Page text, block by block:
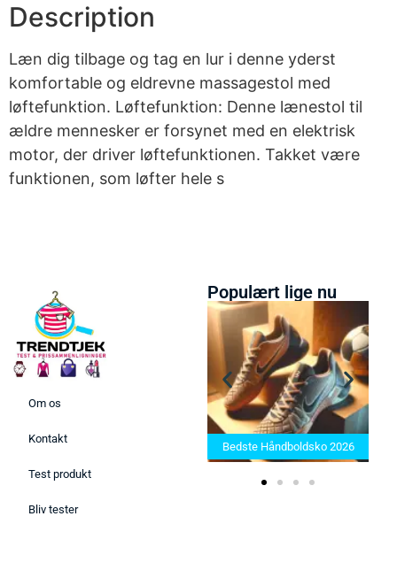
Description
Læn dig tilbage og tag en lur i denne yderst
komfortable og eldrevne massagestol med
løftefunktion. Løftefunktion: Denne lænestol til
ældre mennesker er forsynet med en elektrisk
motor, der driver løftefunktionen. Takket være
funktionen, som løfter hele s
Om os
Kontakt
Test produkt
Bliv tester
Populært lige nu
Bedste Saunatæppe 2025 –
Find de bedste produkter her!
Bedste Håndboldsko 2026